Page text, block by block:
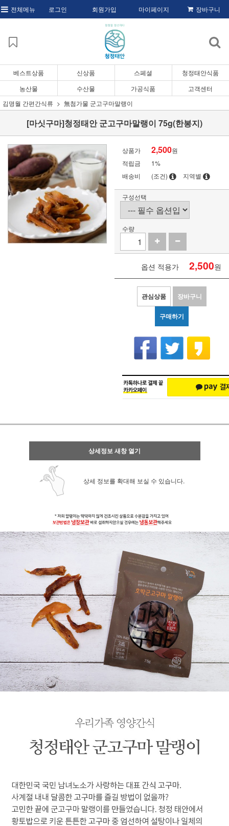
전체메뉴 로그인 회원가입 마이페이지 장바구니
베스트상품 신상품 스페셜
청정태안식품
농산물
수산물 가공식품
고객센터
김명월 간편간식류
無첨가물 군고구마말랭이
[마싯구마]청정태안 군고구마말랭이 75g(한봉지)
상품가 2,500원
적립금
1%
배송비
(조건) 지역별
구성선택
수량
옵션 적용가 2,500원
관심상품 장바구니
구매하기
상세정보 새창 열기
상세 정보를 확대해 보실 수 있습니다.